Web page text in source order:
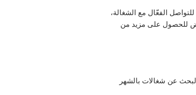
الفعّال مع الشغالة،
للحصول على مزيد من
عن شغالات بالشهر